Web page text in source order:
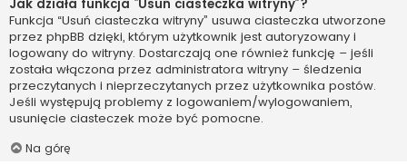
Jak działa funkcja “Usuń ciasteczka witryny”?
Funkcja “Usuń ciasteczka witryny” usuwa ciasteczka utworzone
przez phpBB dzięki, którym użytkownik jest autoryzowany i
logowany do witryny. Dostarczają one również funkcję – jeśli
została włączona przez administratora witryny – śledzenia
przeczytanych i nieprzeczytanych przez użytkownika postów.
Jeśli występują problemy z logowaniem/wylogowaniem,
usunięcie ciasteczek może być pomocne.
Na górę